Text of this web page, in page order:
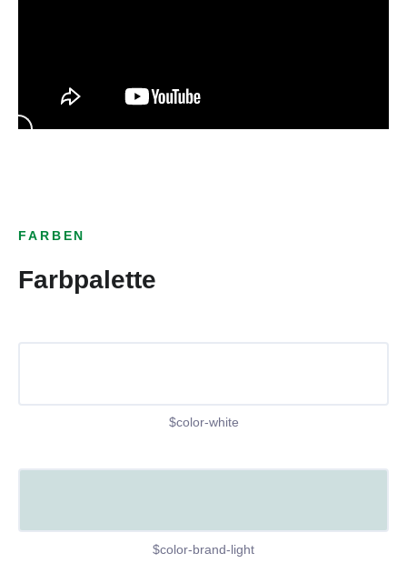
FARBEN
Farbpalette
$color-white
$color-brand-light